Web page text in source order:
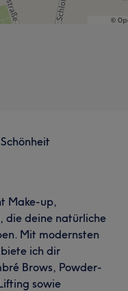
Make-up,
die deine natürliche
Mit modernsten
ich dir
Brows, Powder-
sowie